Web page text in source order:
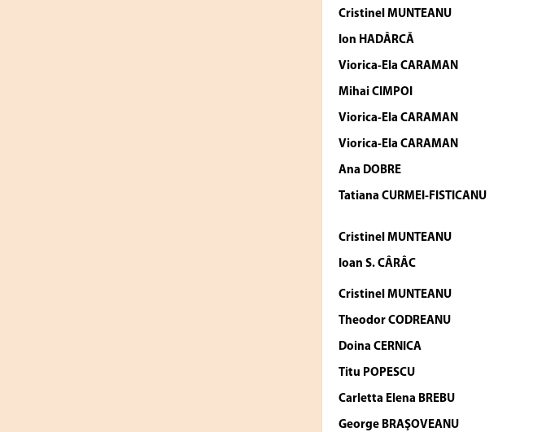
Cristinel MUNTEANU
Ion HADÂRCĂ
Viorica-Ela CARAMAN
Mihai CIMPOI
Viorica-Ela CARAMAN
Viorica-Ela CARAMAN
Ana DOBRE
Tatiana CURMEI-FISTICANU
Cristinel MUNTEANU
Ioan S. CÂRÂC
Cristinel MUNTEANU
Theodor CODREANU
Doina CERNICA
Titu POPESCU
Carletta Elena BREBU
George BRAŞOVEANU